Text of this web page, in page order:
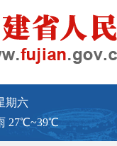
期六
27℃~39℃